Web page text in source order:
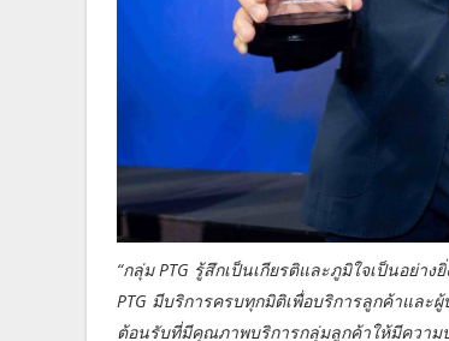
“กลุ่ม PTG รู้สึกเป็นเกียรติและภูมิใจเป็นอย่า
PTG มีบริการครบทุกมิติเพื่อบริการลูกค้าแล
ต้อนรับที่มีคุณภาพบริการกลุ่มลูกค้าให้มีความ